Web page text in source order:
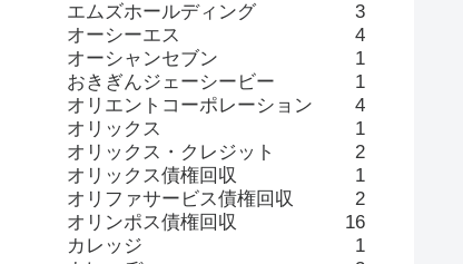
エムズホールディング
3
オーシーエス
4
オーシャンセブン
1
おきぎんジェーシービー
1
オリエントコーポレーション
4
オリックス
1
オリックス・クレジット
2
オリックス債権回収
1
オリファサービス債権回収
2
オリンポス債権回収
16
カレッジ
1